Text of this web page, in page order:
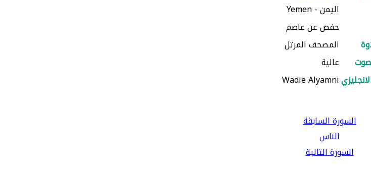
اليمن - Yemen
حفص عن عاصم
المصحف المرتل
عالية
Wadie Alyamni
السورة السابقة
الناس
السورة التالية